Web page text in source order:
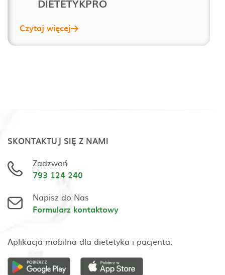
DIETETYKPRO
Czytaj więcej
SKONTAKTUJ SIĘ Z NAMI
Zadzwoń
793 124 240
Napisz do Nas
Formularz kontaktowy
Aplikacja mobilna dla dietetyka i pacjenta: